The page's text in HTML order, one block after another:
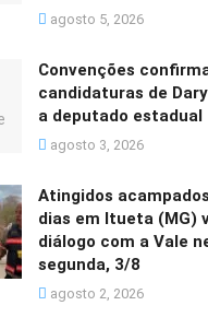
agosto 5, 2026
Convenções
candidaturas de
a deputado estadual
agosto 3, 2026
Atingidos
dias em Itueta (MG)
diálogo com a Vale
segunda, 3/8
agosto 2, 2026